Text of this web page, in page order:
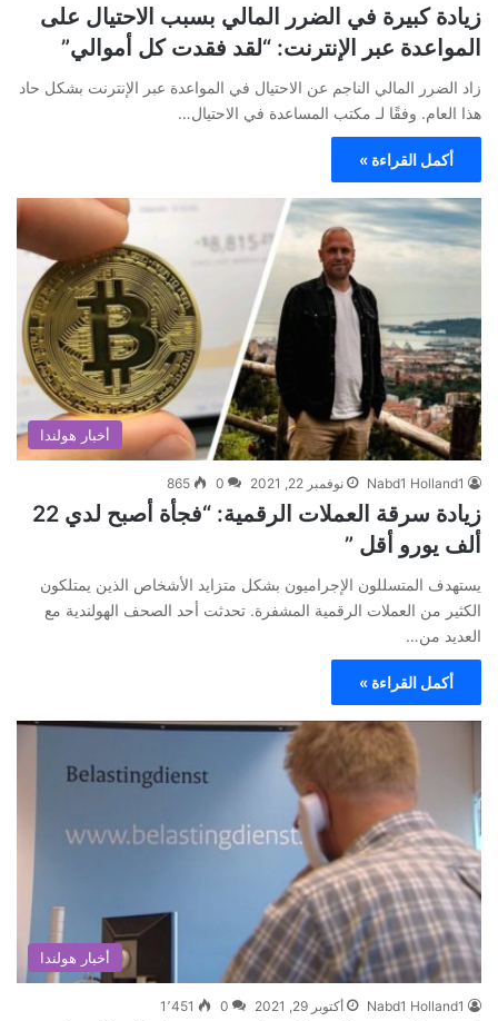
زيادة كبيرة في الضرر المالي بسبب الاحتيال على
المواعدة عبر الإنترنت: “لقد فقدت كل أموالي”
زاد الضرر المالي الناجم عن الاحتيال في المواعدة عبر الإنترنت بشكل حاد
هذا العام. وفقًا لـ مكتب المساعدة في الاحتيال…
أكمل القراءة »
أخبار هولندا
Nabd1 Holland1 نوفمبر 22, 2021 0
865
زيادة سرقة العملات الرقمية: “فجأة أصبح لدي 22
ألف يورو أقل ”
يستهدف المتسللون الإجراميون بشكل متزايد الأشخاص الذين يمتلكون
الكثير من العملات الرقمية المشفرة. تحدثت أحد الصحف الهولندية مع
العديد من…
أكمل القراءة »
أخبار هولندا
Nabd1 Holland1 أكتوبر 29, 2021 0 1٬451